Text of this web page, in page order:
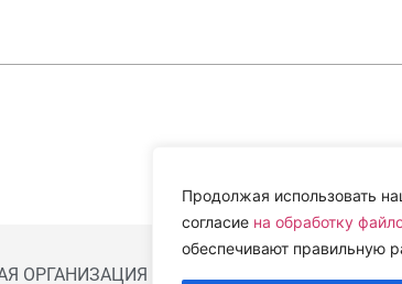
Продолжая использовать
согласие на обработку
обеспечивают правильную
ОРГАНИЗАЦИЯ